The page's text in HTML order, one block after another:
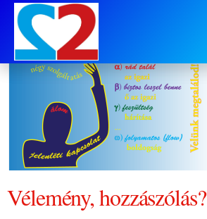
4-szolgaltatas
Vélemény, hozzászólás?